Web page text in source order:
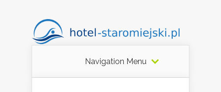
Navigation Menu